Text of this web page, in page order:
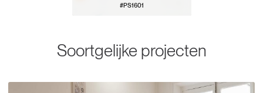
#PS1601
Soortgelijke projecten